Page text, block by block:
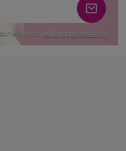
z naszą polityką prywatności